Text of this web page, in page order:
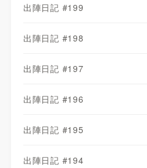
出陣日記 #199
出陣日記 #198
出陣日記 #197
出陣日記 #196
出陣日記 #195
出陣日記 #194